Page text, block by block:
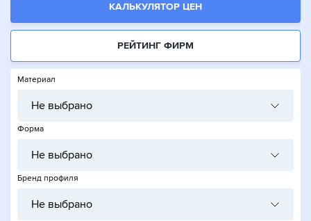
КАЛЬКУЛЯТОР ЦЕН
РЕЙТИНГ ФИРМ
Материал
Не выбрано
Форма
Не выбрано
Бренд профиля
Не выбрано